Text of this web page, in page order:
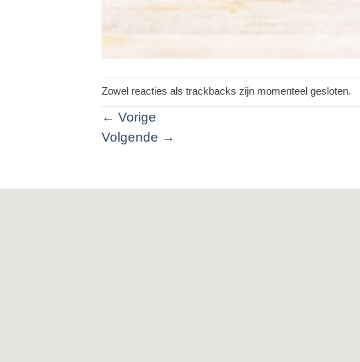
Zowel reacties als trackbacks zijn momenteel gesloten.
← Vorige
Volgende →